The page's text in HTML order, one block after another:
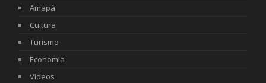
Amapá
Cultura
Turismo
Economia
Vídeos